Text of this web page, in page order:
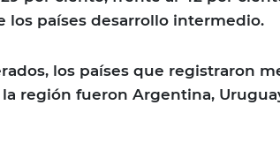
los países desarrollo intermedio.
los países que registraron
región fueron Argentina,